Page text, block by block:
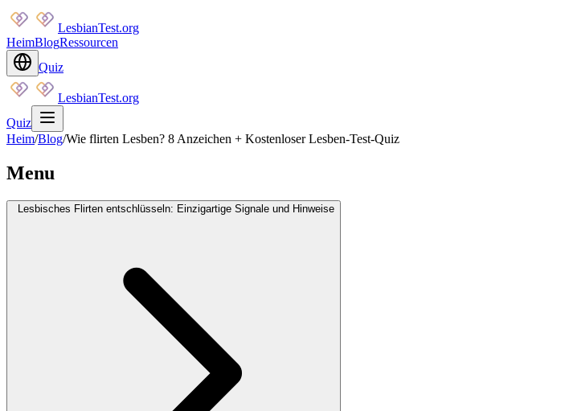
LesbianTest.org
HeimBlogRessourcen
Quiz
LesbianTest.org
Quiz
Heim/Blog/Wie flirten Lesben? 8 Anzeichen + Kostenloser Lesben-Test-Quiz
Menu
Lesbisches Flirten entschlüsseln: Einzigartige Signale und Hinweise